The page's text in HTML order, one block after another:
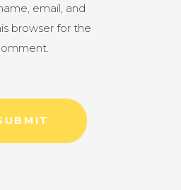
email, and
browser for the